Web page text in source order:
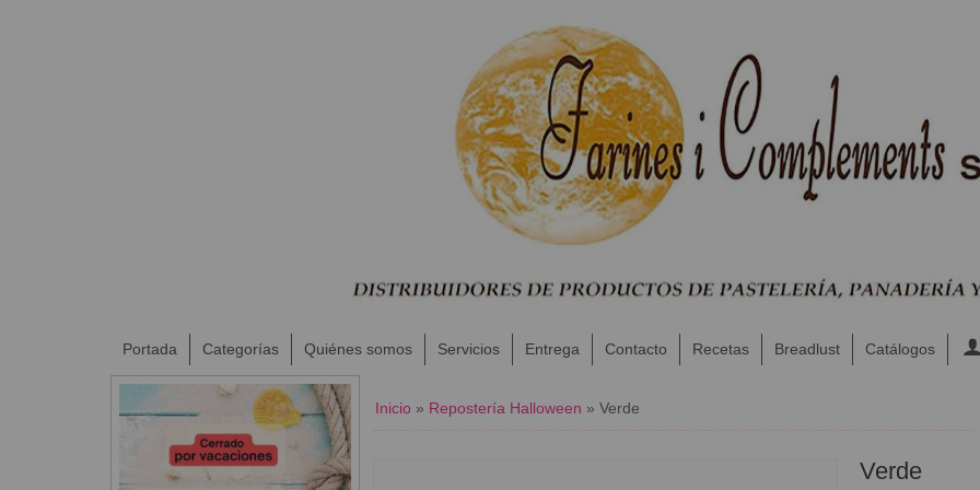
Portada Categorías Quiénes somos Servicios Entrega Contacto Recetas Breadlust Catálogos
Inicio » Repostería Halloween » Verde
Verde